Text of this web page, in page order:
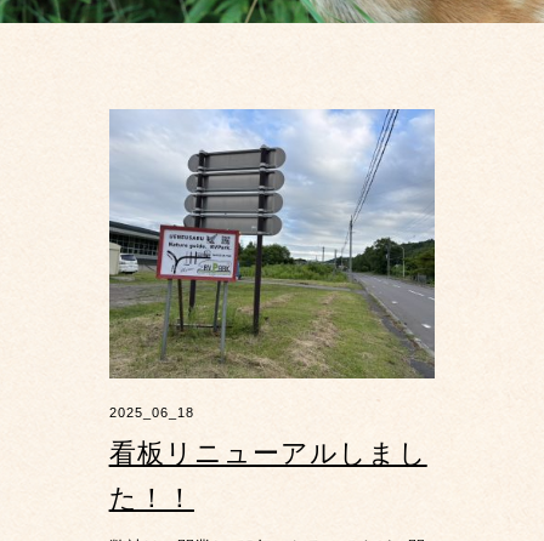
2025_06_18
看板リニューアルしまし
た！！